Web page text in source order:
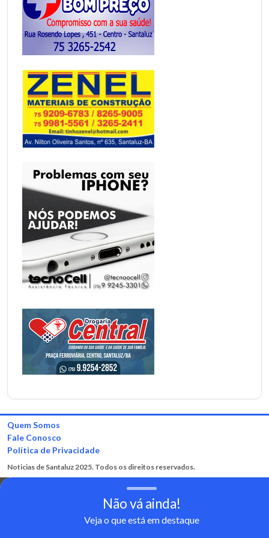
Quem Somos
Fale Conosco
Política de Privacidade
Noticias de Santaluz 2025. Todos os direitos reservados.
Não vá ainda!
Veja o que está em destaque